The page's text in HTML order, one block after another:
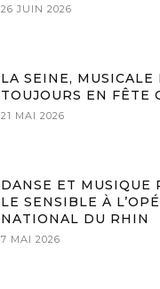
26 JUIN 2026
LA SEINE, MUSICALE
TOUJOURS EN FÊTE
21 MAI 2026
DANSE ET MUSIQUE
LE SENSIBLE À
NATIONAL DU RHIN
7 MAI 2026